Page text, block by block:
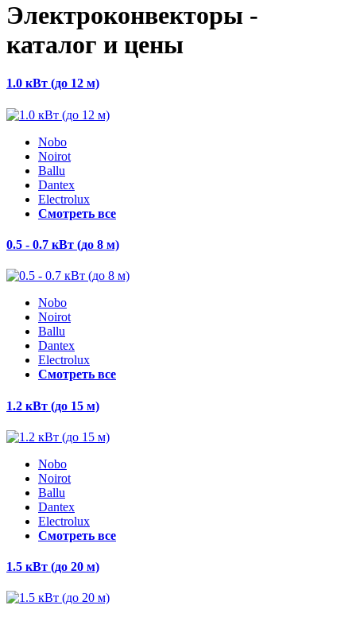
Электроконвекторы -
каталог и цены
1.0 кВт (до 12 м)
Nobo
Noirot
Ballu
Dantex
Electrolux
Смотреть все
0.5 - 0.7 кВт (до 8 м)
Nobo
Noirot
Ballu
Dantex
Electrolux
Смотреть все
1.2 кВт (до 15 м)
Nobo
Noirot
Ballu
Dantex
Electrolux
Смотреть все
1.5 кВт (до 20 м)